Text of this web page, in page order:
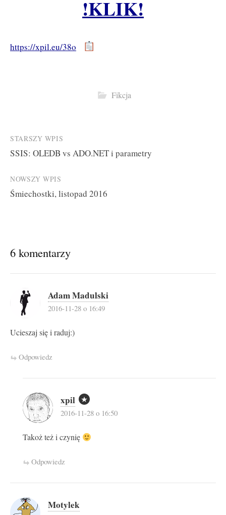
!KLIK!
https://xpil.eu/38o
Fikcja
Post
navigation
STARSZY WPIS
SSIS: OLEDB vs ADO.NET i parametry
NOWSZY WPIS
Śmiechostki, listopad 2016
6 komentarzy
Adam Madulski
2016-11-28 o 16:49
Ucieszaj się i raduj:)
Odpowiedz
xpil
2016-11-28 o 16:50
Takoż też i czynię
Odpowiedz
Motylek